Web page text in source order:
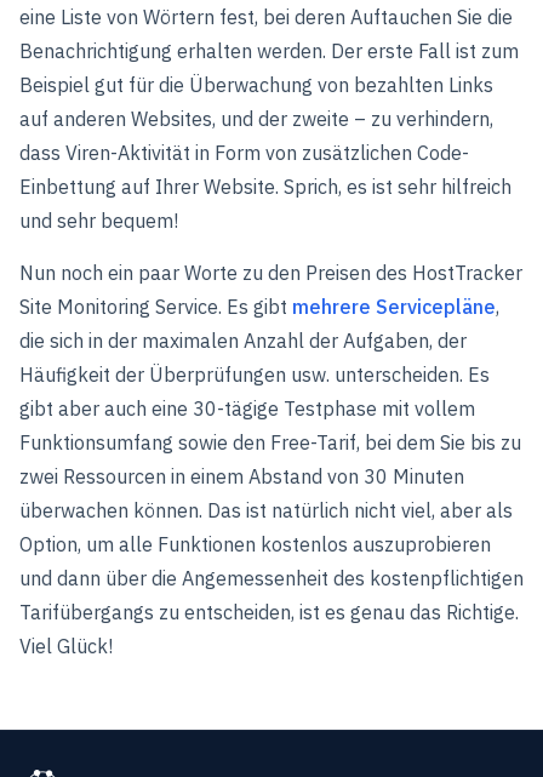
eine Liste von Wörtern fest, bei deren Auftauchen Sie die
Benachrichtigung erhalten werden. Der erste Fall ist zum
Beispiel gut für die Überwachung von bezahlten Links
auf anderen Websites, und der zweite – zu verhindern,
dass Viren-Aktivität in Form von zusätzlichen Code-
Einbettung auf Ihrer Website. Sprich, es ist sehr hilfreich
und sehr bequem!
Nun noch ein paar Worte zu den Preisen des HostTracker
Site Monitoring Service. Es gibt mehrere Servicepläne,
die sich in der maximalen Anzahl der Aufgaben, der
Häufigkeit der Überprüfungen usw. unterscheiden. Es
gibt aber auch eine 30-tägige Testphase mit vollem
Funktionsumfang sowie den Free-Tarif, bei dem Sie bis zu
zwei Ressourcen in einem Abstand von 30 Minuten
überwachen können. Das ist natürlich nicht viel, aber als
Option, um alle Funktionen kostenlos auszuprobieren
und dann über die Angemessenheit des kostenpflichtigen
Tarifübergangs zu entscheiden, ist es genau das Richtige.
Viel Glück!